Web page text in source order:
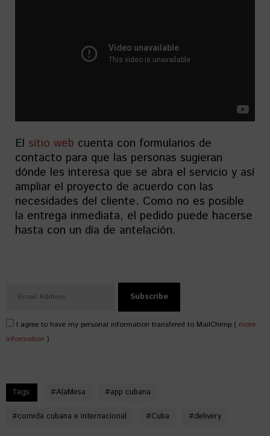
El sitio web cuenta con formularios de
contacto para que las personas sugieran
dónde les interesa que se abra el servicio y así
ampliar el proyecto de acuerdo con las
necesidades del cliente. Como no es posible
la entrega inmediata, el pedido puede hacerse
hasta con un día de antelación.
I agree to have my personal information transfered to MailChimp ( more
information )
Tags: #AlaMesa #app cubana
#comida cubana e internacional #Cuba #delivery